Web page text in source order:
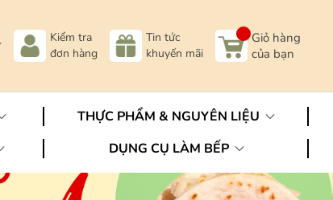
Kiểm tra
đơn hàng
Tin tức
khuyến mãi
Giỏ hàng
của bạn
THỰC PHẨM & NGUYÊN LIỆU
DỤNG CỤ LÀM BẾP